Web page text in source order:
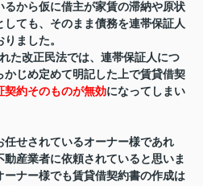
から仮に借主が家賃の滞納や原状
しても、そのまま債務を連帯保証人
ました。
た改正民法では、連帯保証人につ
かじめ定めて明記した上で賃貸借契
契約そのものが無効になってしまい
せされているオーナー様であれ
産業者に依頼されていると思いま
ナー様でも賃貸借契約書の作成は